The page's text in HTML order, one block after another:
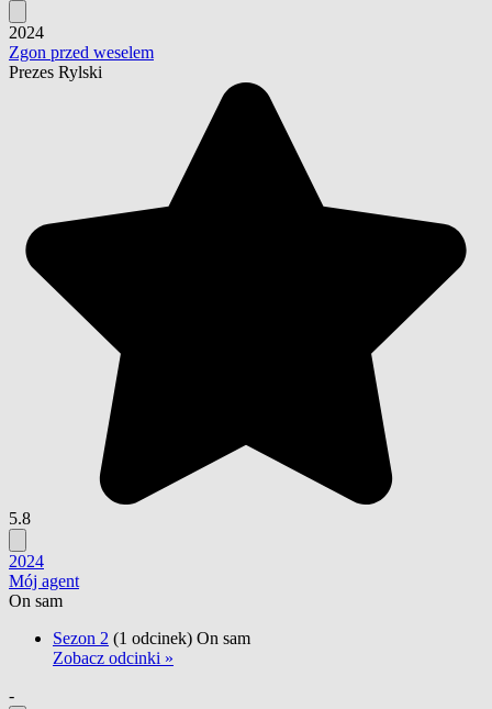
2024
Zgon przed weselem
Prezes Rylski
5.8
2024
Mój agent
On sam
Sezon 2 (1 odcinek) On sam
Zobacz odcinki »
-